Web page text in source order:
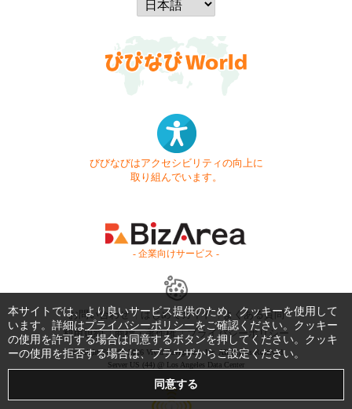
びびなびはアクセシビリティの向上に
取り組んでいます。
- 企業向けサービス -
お問い合わせ はじめてガイド
よくある質問
利用規約
商標・著作権 プライバシーポリシー
Copyright © 1999-2026 Vivid Navigation, Inc. All Rights Reserved.
Server US (44) @ Los Angeles Data Center
本サイトでは、より良いサービス提供のため、クッキーを使用して
います。詳細はプライバシーポリシーをご確認ください。クッキー
の使用を許可する場合は同意するボタンを押してください。クッキ
ーの使用を拒否する場合は、ブラウザからご設定ください。